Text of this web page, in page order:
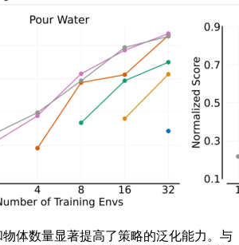
数量显著提高了策略的泛化能力。与